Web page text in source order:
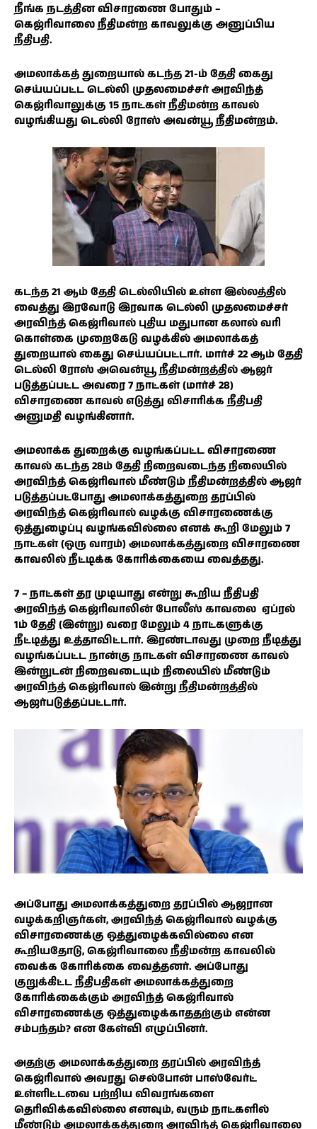
நீங்க நடத்தின விசாரணை போதும் –
கெஜ்ரிவாலை நீதிமன்ற காவலுக்கு அனுப்பிய
நீதிபதி.
அமலாக்கத் துறையால் கடந்த 21-ம் தேதி கைது
செய்யப்பட்ட டெல்லி முதலமைச்சர் அரவிந்த்
கெஜ்ரிவாலுக்கு 15 நாட்கள் நீதிமன்ற காவல்
வழங்கியது டெல்லி ரோஸ் அவன்யூ நீதிமன்றம்.
கடந்த 21 ஆம் தேதி டெல்லியில் உள்ள இல்லத்தில்
வைத்து இரவோடு இரவாக டெல்லி முதலமைச்சர்
அரவிந்த் கெஜ்ரிவால் புதிய மதுபான கலால் வரி
கொள்கை முறைகேடு வழக்கில் அமலாக்கத்
துறையால் கைது செய்யப்பட்டார். மார்ச் 22 ஆம் தேதி
டெல்லி ரோஸ் அவென்யூ நீதிமன்றத்தில் ஆஜர்
படுத்தப்பட்ட அவரை 7 நாட்கள் (மார்ச் 28)
விசாரணை காவல் எடுத்து விசாரிக்க நீதிபதி
அனுமதி வழங்கினார்.
அமலாக்க துறைக்கு வழங்கப்பட்ட விசாரணை
காவல் கடந்த 28ம் தேதி நிறைவடைந்த நிலையில்
அரவிந்த் கெஜ்ரிவால் மீண்டும் நீதிமன்றத்தில் ஆஜர்
படுத்தப்பட்போது அமலாக்கத்துறை தரப்பில்
அரவிந்த் கெஜ்ரிவால் வழக்கு விசாரணைக்கு
ஒத்துழைப்பு வழங்கவில்லை எனக் கூறி மேலும் 7
நாட்கள் (ஒரு வாரம்) அமலாக்கத்துறை விசாரணை
காவலில் நீட்டிக்க கோரிக்கையை வைத்தது.
7 – நாட்கள் தர முடியாது என்று கூறிய நீதிபதி
அரவிந்த் கெஜ்ரிவாலின் போலீஸ் காவலை ஏப்ரல்
1ம் தேதி (இன்று) வரை மேலும் 4 நாட்களுக்கு
நீட்டித்து உத்தாவிட்டார். இரண்டாவது முறை நீடித்து
வழங்கப்பட்ட நான்கு நாட்கள் விசாரணை காவல்
இன்றுடன் நிறைவடையும் நிலையில் மீண்டும்
அரவிந்த் கெஜ்ரிவால் இன்று நீதிமன்றத்தில்
ஆஜர்படுத்தப்பட்டார்.
அப்போது அமலாக்கத்துறை தரப்பில் ஆஜரான
வழக்கறிஞர்கள், அரவிந்த் கெஜ்ரிவால் வழக்கு
விசாரணைக்கு ஒத்துழைக்கவில்லை என
கூறியதோடு, கெஜ்ரிவாலை நீதிமன்ற காவலில்
வைக்க கோரிக்கை வைத்தனர். அப்போது
குறுக்கிட்ட நீதிபதிகள் அமலாக்கத்துறை
கோரிக்கைக்கும் அரவிந்த் கெஜ்ரிவால்
விசாரணைக்கு ஒத்துழைக்காததற்கும் என்ன
சம்பந்தம்? என கேள்வி எழுப்பினர்.
அதற்கு அமலாக்கத்துறை தரப்பில் அரவிந்த்
கெஜ்ரிவால் அவரது செல்போன் பாஸ்வேர்ட்
உள்ளிட்டவை பற்றிய விவரங்களை
தெரிவிக்கவில்லை எனவும், வரும் நாட்களில்
மீண்டும் அமலாக்கத்துறை அரவிந்த் கெஜ்ரிவாலை